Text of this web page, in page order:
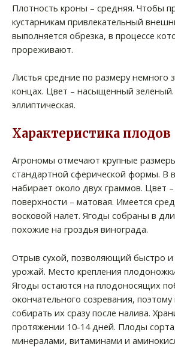
Плотность кроны – средняя. Чтобы
кустарникам привлекательный
выполняется обрезка, в процессе
прореживают.
Листья средние по размеру немного
концах. Цвет – насыщенный зеленый.
эллиптическая.
Характеристика плодов
Агрономы отмечают крупные
стандартной сферической формы. В
набирает около двух граммов. Цвет –
поверхности – матовая. Имеется
восковой налет. Ягоды собраны в
похожие на гроздья винограда.
Отрыв сухой, позволяющий быстро и
урожай. Место крепления
Ягоды остаются на плодоносящих
окончательного созревания,
собирать их сразу после налива.
протяжении 10-14 дней. Плоды
минералами, витаминами и